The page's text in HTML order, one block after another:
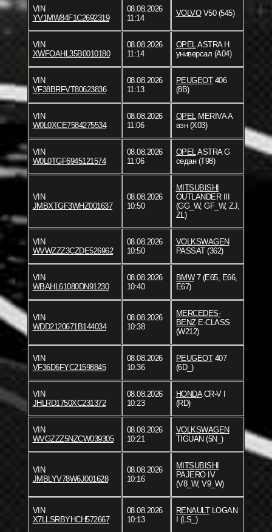
VIN
YV1MW84F1C2692319
08.08.2026
11:14
VOLVOV50 (545)
VIN
XWFOAHL35B0010180
08.08.2026
11:14
OPELASTRA H
универсал (A04)
VIN
VF38BRFVT80623836
08.08.2026
11:13
PEUGEOT406
(8B)
VIN
W0L0XCE7584275534
08.08.2026
11:06
OPELMERIVA A
вэн (X03)
VIN
W0L0TGF6945121574
08.08.2026
11:06
OPELASTRA G
седан (T98)
VIN
JMBXTGF3WHZ001637
08.08.2026
10:50
MITSUBISHI
OUTLANDER III
(GG_W, GF_W, ZJ,
ZL)
VIN
WVWZZZ3CZDE526962
08.08.2026
10:50
VOLKSWAGEN
PASSAT (362)
VIN
WBAHL61080DN91230
08.08.2026
10:40
BMW7 (E65, E66,
E67)
VIN
WDD2120671B144034
08.08.2026
10:38
MERCEDES-
BENZE-CLASS
(W212)
VIN
VF36D6FYC21598845
08.08.2026
10:36
PEUGEOT407
(6D_)
VIN
JHLRD1750XC231372
08.08.2026
10:23
HONDACR-V I
(RD)
VIN
WVGZZZ5NZCW039305
08.08.2026
10:21
VOLKSWAGEN
TIGUAN (5N_)
VIN
JMBLYV78W6J001628
08.08.2026
10:16
MITSUBISHI
PAJERO IV
(V8_W, V9_W)
VIN
X7LLSRBYHCH572667
08.08.2026
10:13
RENAULTLOGAN
I (LS_)